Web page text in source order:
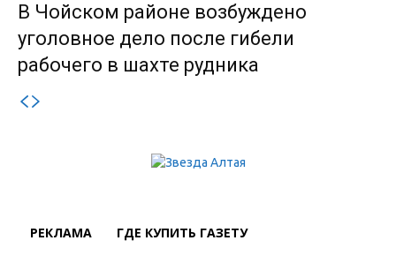
В Чойском районе возбуждено
уголовное дело после гибели
рабочего в шахте рудника
РЕКЛАМА ГДЕ КУПИТЬ ГАЗЕТУ